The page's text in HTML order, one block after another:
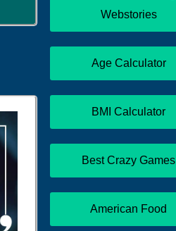
Webstories
Age Calculator
BMI Calculator
Best Crazy Games
American Food